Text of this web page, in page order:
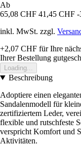
Ab
65,08 CHF 41,45 CHF -
inkl. MwSt. zzgl.
+2,07 CHF für Ihre
Ihrer Bestellung
Loading...
Beschreibung
Adoptiere einen
Sandalenmodell für
zertifiziertem Leder,
flexible und rutschfeste
verspricht Komfort und
Aktivitäten.